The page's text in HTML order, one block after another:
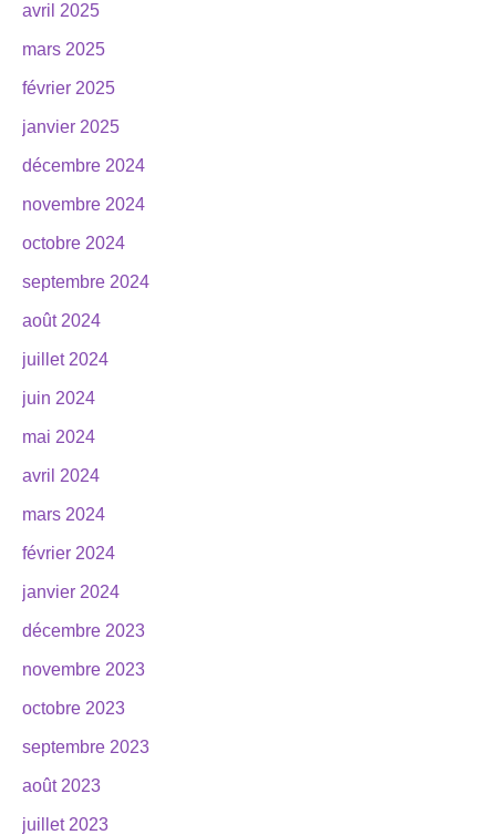
avril 2025
mars 2025
février 2025
janvier 2025
décembre 2024
novembre 2024
octobre 2024
septembre 2024
août 2024
juillet 2024
juin 2024
mai 2024
avril 2024
mars 2024
février 2024
janvier 2024
décembre 2023
novembre 2023
octobre 2023
septembre 2023
août 2023
juillet 2023